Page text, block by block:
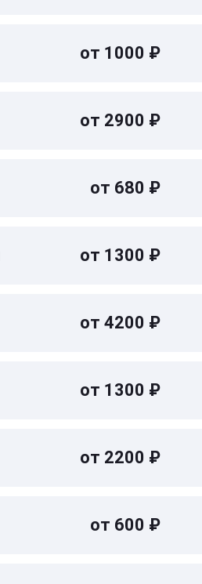
от 1000 ₽
от 2900 ₽
от 680 ₽
от 1300 ₽
от 4200 ₽
от 1300 ₽
от 2200 ₽
от 600 ₽